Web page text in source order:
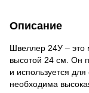
Описание
Швеллер 24У – это
высотой 24 см. Он
и используется
необходима